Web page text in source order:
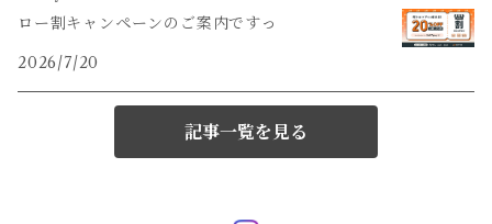
ロー割キャンペーンのご案内ですっ
2026/7/20
記事一覧を見る